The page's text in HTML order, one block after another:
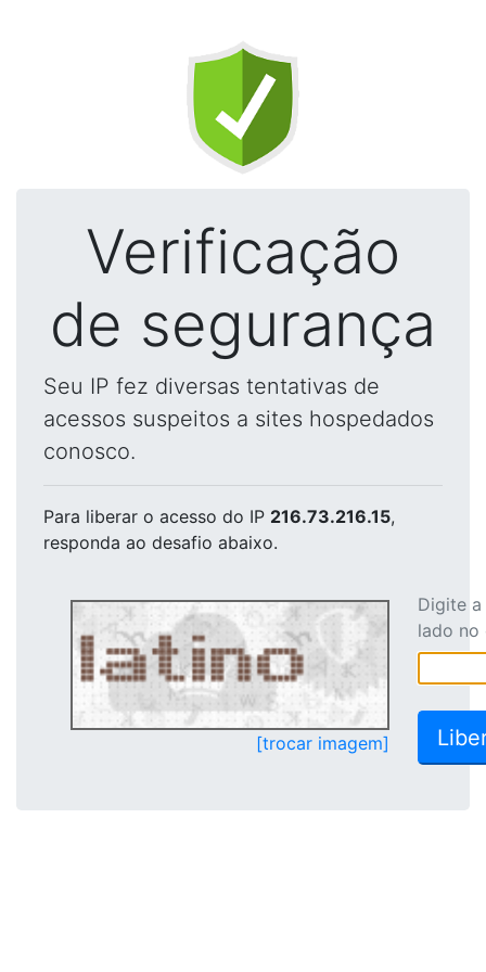
Verificação
de segurança
Seu IP fez diversas tentativas de
acessos suspeitos a sites hospedados
conosco.
Para liberar o acesso do IP 216.73.216.15,
responda ao desafio abaixo.
[trocar imagem]
Digite
lado no